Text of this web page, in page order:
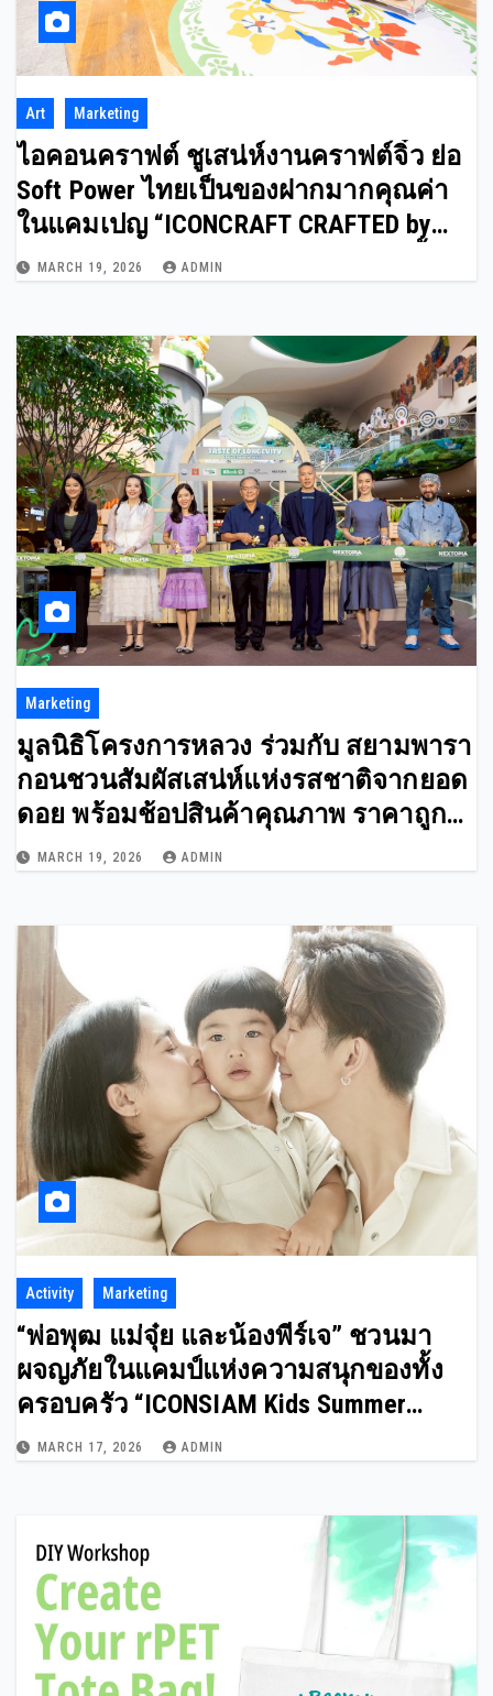
Art Marketing
ไอคอนคราฟต์ ชูเสน่ห์งานคราฟต์จิ๋ว ย่อ
Soft Power ไทยเป็นของฝากมากคุณค่า
ในแคมเปญ “ICONCRAFT CRAFTED by
HAND INSPIRED by BIG STORIES”วันนี้ –
MARCH 19, 2026 ADMIN
Marketing
มูลนิธิโครงการหลวง ร่วมกับ สยามพารา
กอนชวนสัมผัสเสน่ห์แห่งรสชาติจากยอด
ดอย พร้อมช้อปสินค้าคุณภาพ ราคาถูก
ในงาน Royal Project Gastronomy Festival
สยามพารากอน
MARCH 19, 2026 ADMIN
Activity Marketing
“พ่อพุฒ แม่จุ๋ย และน้องพีร์เจ” ชวนมา
ผจญภัยในแคมป์แห่งความสนุกของทั้ง
ครอบครัว “ICONSIAM Kids Summer
Camp”
MARCH 17, 2026 ADMIN